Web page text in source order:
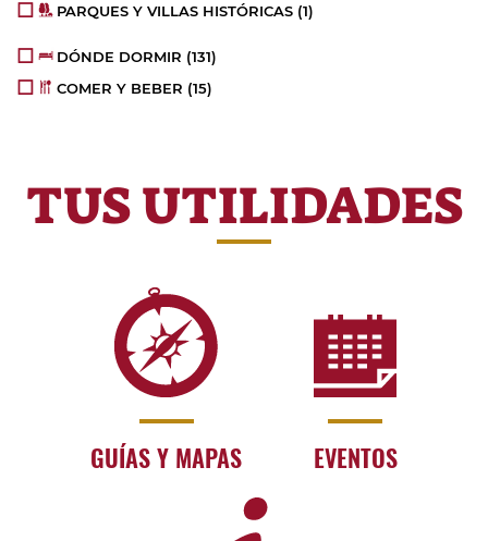
PARQUES Y VILLAS HISTÓRICAS (1)
DÓNDE DORMIR (131)
COMER Y BEBER (15)
TUS UTILIDADES
GUÍAS Y MAPAS EVENTOS